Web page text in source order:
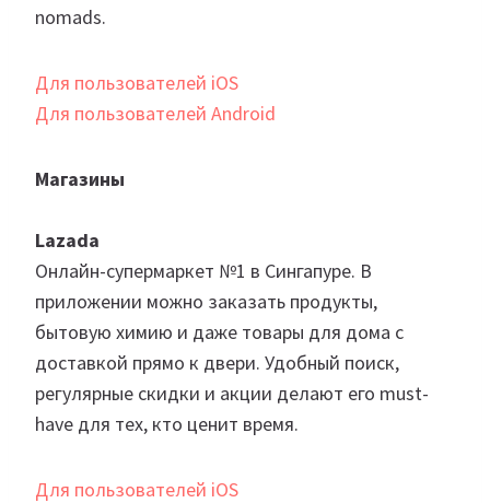
nomads.
Для пользователей iOS
Для пользователей Android
Магазины
Lazada
Онлайн-супермаркет №1 в Сингапуре. В
приложении можно заказать продукты,
бытовую химию и даже товары для дома с
доставкой прямо к двери. Удобный поиск,
регулярные скидки и акции делают его must-
have для тех, кто ценит время.
Для пользователей iOS